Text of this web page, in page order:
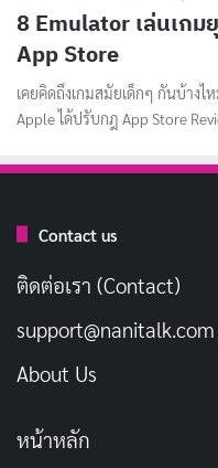
8 Emulator เล่นเกม
App Store
เคยคิดถึงเกมสมัยเด็กๆ กันบ้างไ
Apple ได้ปรับกฎ App Store
Contact us
ติดต่อเรา (Contact)
support@nanitalk.com
About Us
หน้าหลัก